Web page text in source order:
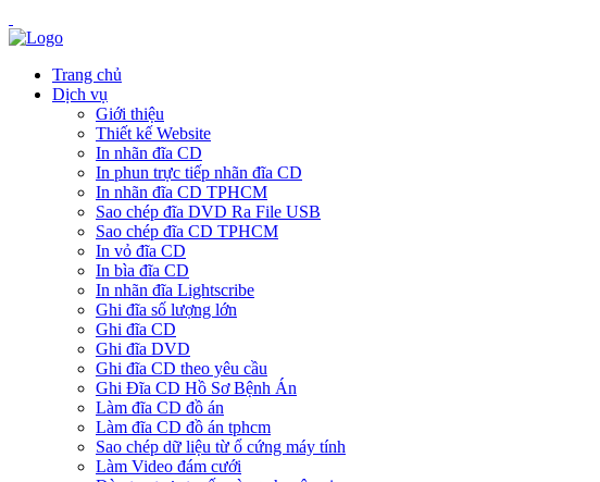
Trang chủ
Dịch vụ
Giới thiệu
Thiết kế Website
In nhãn đĩa CD
In phun trực tiếp nhãn đĩa CD
In nhãn đĩa CD TPHCM
Sao chép đĩa DVD Ra File USB
Sao chép đĩa CD TPHCM
In vỏ đĩa CD
In bìa đĩa CD
In nhãn đĩa Lightscribe
Ghi đĩa số lượng lớn
Ghi đĩa CD
Ghi đĩa DVD
Ghi đĩa CD theo yêu cầu
Ghi Đĩa CD Hồ Sơ Bệnh Án
Làm đĩa CD đồ án
Làm đĩa CD đồ án tphcm
Sao chép dữ liệu từ ổ cứng máy tính
Làm Video đám cưới